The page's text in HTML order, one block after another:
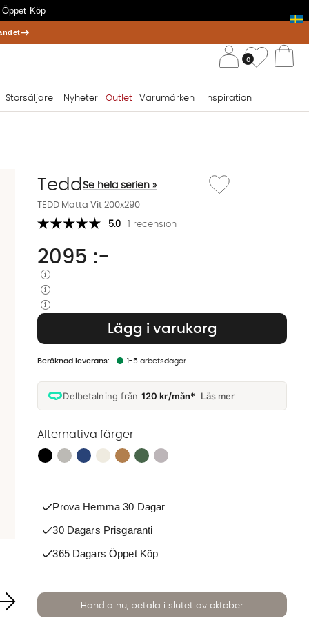
Köp
0
Storsäljare Nyheter Outlet Varumärken Inspiration
TEDD Matta Vit 200x290
TeddSe hela serien »
Lägg till i önskelista:
5.0 1 recension
2095 :-
Lägg i varukorg
Delbetalning från 120 kr/mån* Läs mer
1-5 arbetsdagar
Alternativa färger
Finns även i dessa färger:
Prova Hemma 30 Dagar
30 Dagars Prisgaranti
365 Dagars Öppet Köp
Handla nu, betala i slutet av oktober